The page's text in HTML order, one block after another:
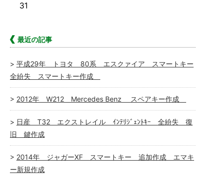
31
最近の記事
平成29年 トヨタ 80系 エスクァイア スマートキー
全紛失 スマートキー作成
2012年 W212 Mercedes Benz スペアキー作成
日産 T32 エクストレイル ｲﾝﾃﾘｼﾞｪﾝﾄｷｰ 全紛失 復
旧 鍵作成
2014年 ジャガーXF スマートキー 追加作成 エマキ
ー新規作成